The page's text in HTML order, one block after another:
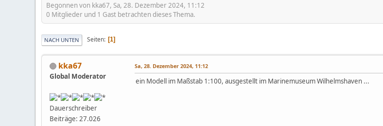
Begonnen von kka67, Sa, 28. Dezember 2024, 11:12
0 Mitglieder und 1 Gast betrachten dieses Thema.
NACH UNTEN Seiten 1
kka67
Global Moderator
Dauerschreiber
Beiträge: 27.026
Sa, 28. Dezember 2024, 11:12
ein Modell im Maßstab 1:100, ausgestellt im Marinemuseum Wilhelmshaven ...